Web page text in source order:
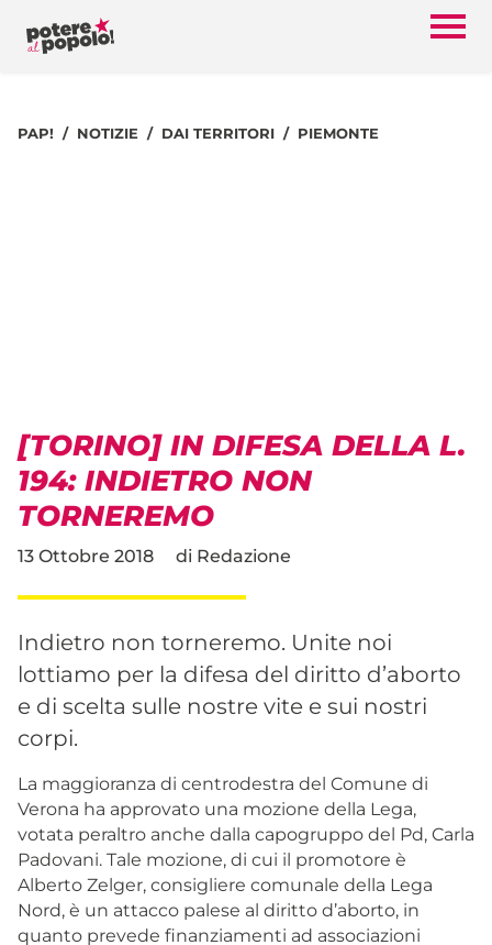
PAP! NOTIZIE DAI TERRITORI PIEMONTE
[TORINO] IN DIFESA DELLA L.
194: INDIETRO NON
TORNEREMO
13 Ottobre 2018 di Redazione
Indietro non torneremo. Unite noi
lottiamo per la difesa del diritto d’aborto
e di scelta sulle nostre vite e sui nostri
corpi.
La maggioranza di centrodestra del Comune di
Verona ha approvato una mozione della Lega,
votata peraltro anche dalla capogruppo del Pd, Carla
Padovani. Tale mozione, di cui il promotore è
Alberto Zelger, consigliere comunale della Lega
Nord, è un attacco palese al diritto d’aborto, in
quanto prevede finanziamenti ad associazioni